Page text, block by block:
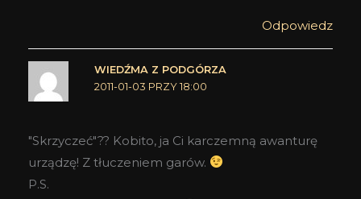
Odpowiedz
WIEDŹMA Z PODGÓRZA
2011-01-03 PRZY 18:00
"Skrzyczeć"?? Kobito, ja Ci karczemną awanturę
urządzę! Z tłuczeniem garów.
P.S.